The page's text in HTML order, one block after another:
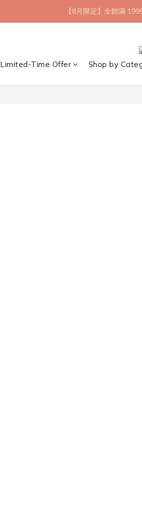
【8月限定】全館滿
【8月限定】全館滿
新會員首購 7-11 店到
Limited-Time Offer Shop by